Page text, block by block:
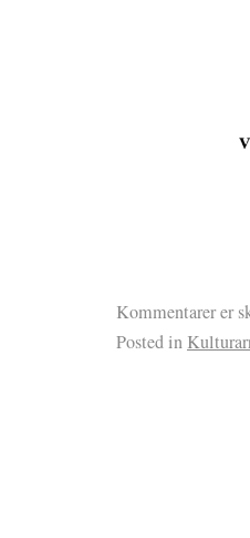
Kommentarer er
Posted in